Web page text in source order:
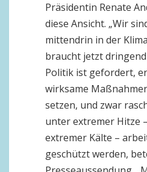
Präsidentin Renate
diese Ansicht. „Wir
mittendrin in der
braucht jetzt
Politik ist gefordert,
wirksame
setzen, und zwar
unter extremer Hitze
extremer Kälte –
geschützt werden,